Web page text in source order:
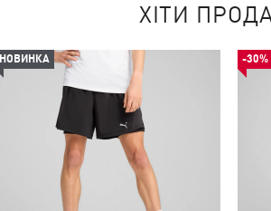
ХІТИ
НОВИНКА -30%